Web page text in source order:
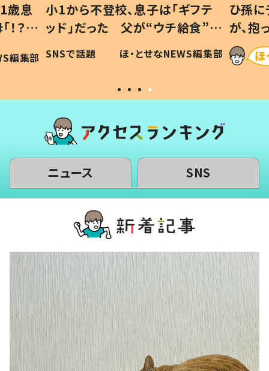
歳息
？」
編集部
小1から不登校、息子は「ギフテ
ッド」だった 父が“ウチ給食”を
作り続ける理由とは #令和の親
#令和の子
SNSで話題 ほ・とせなNEWS編集部
ひ孫
が、
「涙が
い」
ニュース SNS